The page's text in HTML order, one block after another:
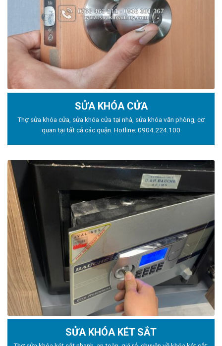
SỬA KHÓA CỬA
Thợ sửa khóa cửa, sửa khóa cửa tại nhà, sửa khóa văn phòng, cơ
quan tại tất cả các quận. Hotline: 0904.224.100
SỬA KHÓA KÉT SẮT